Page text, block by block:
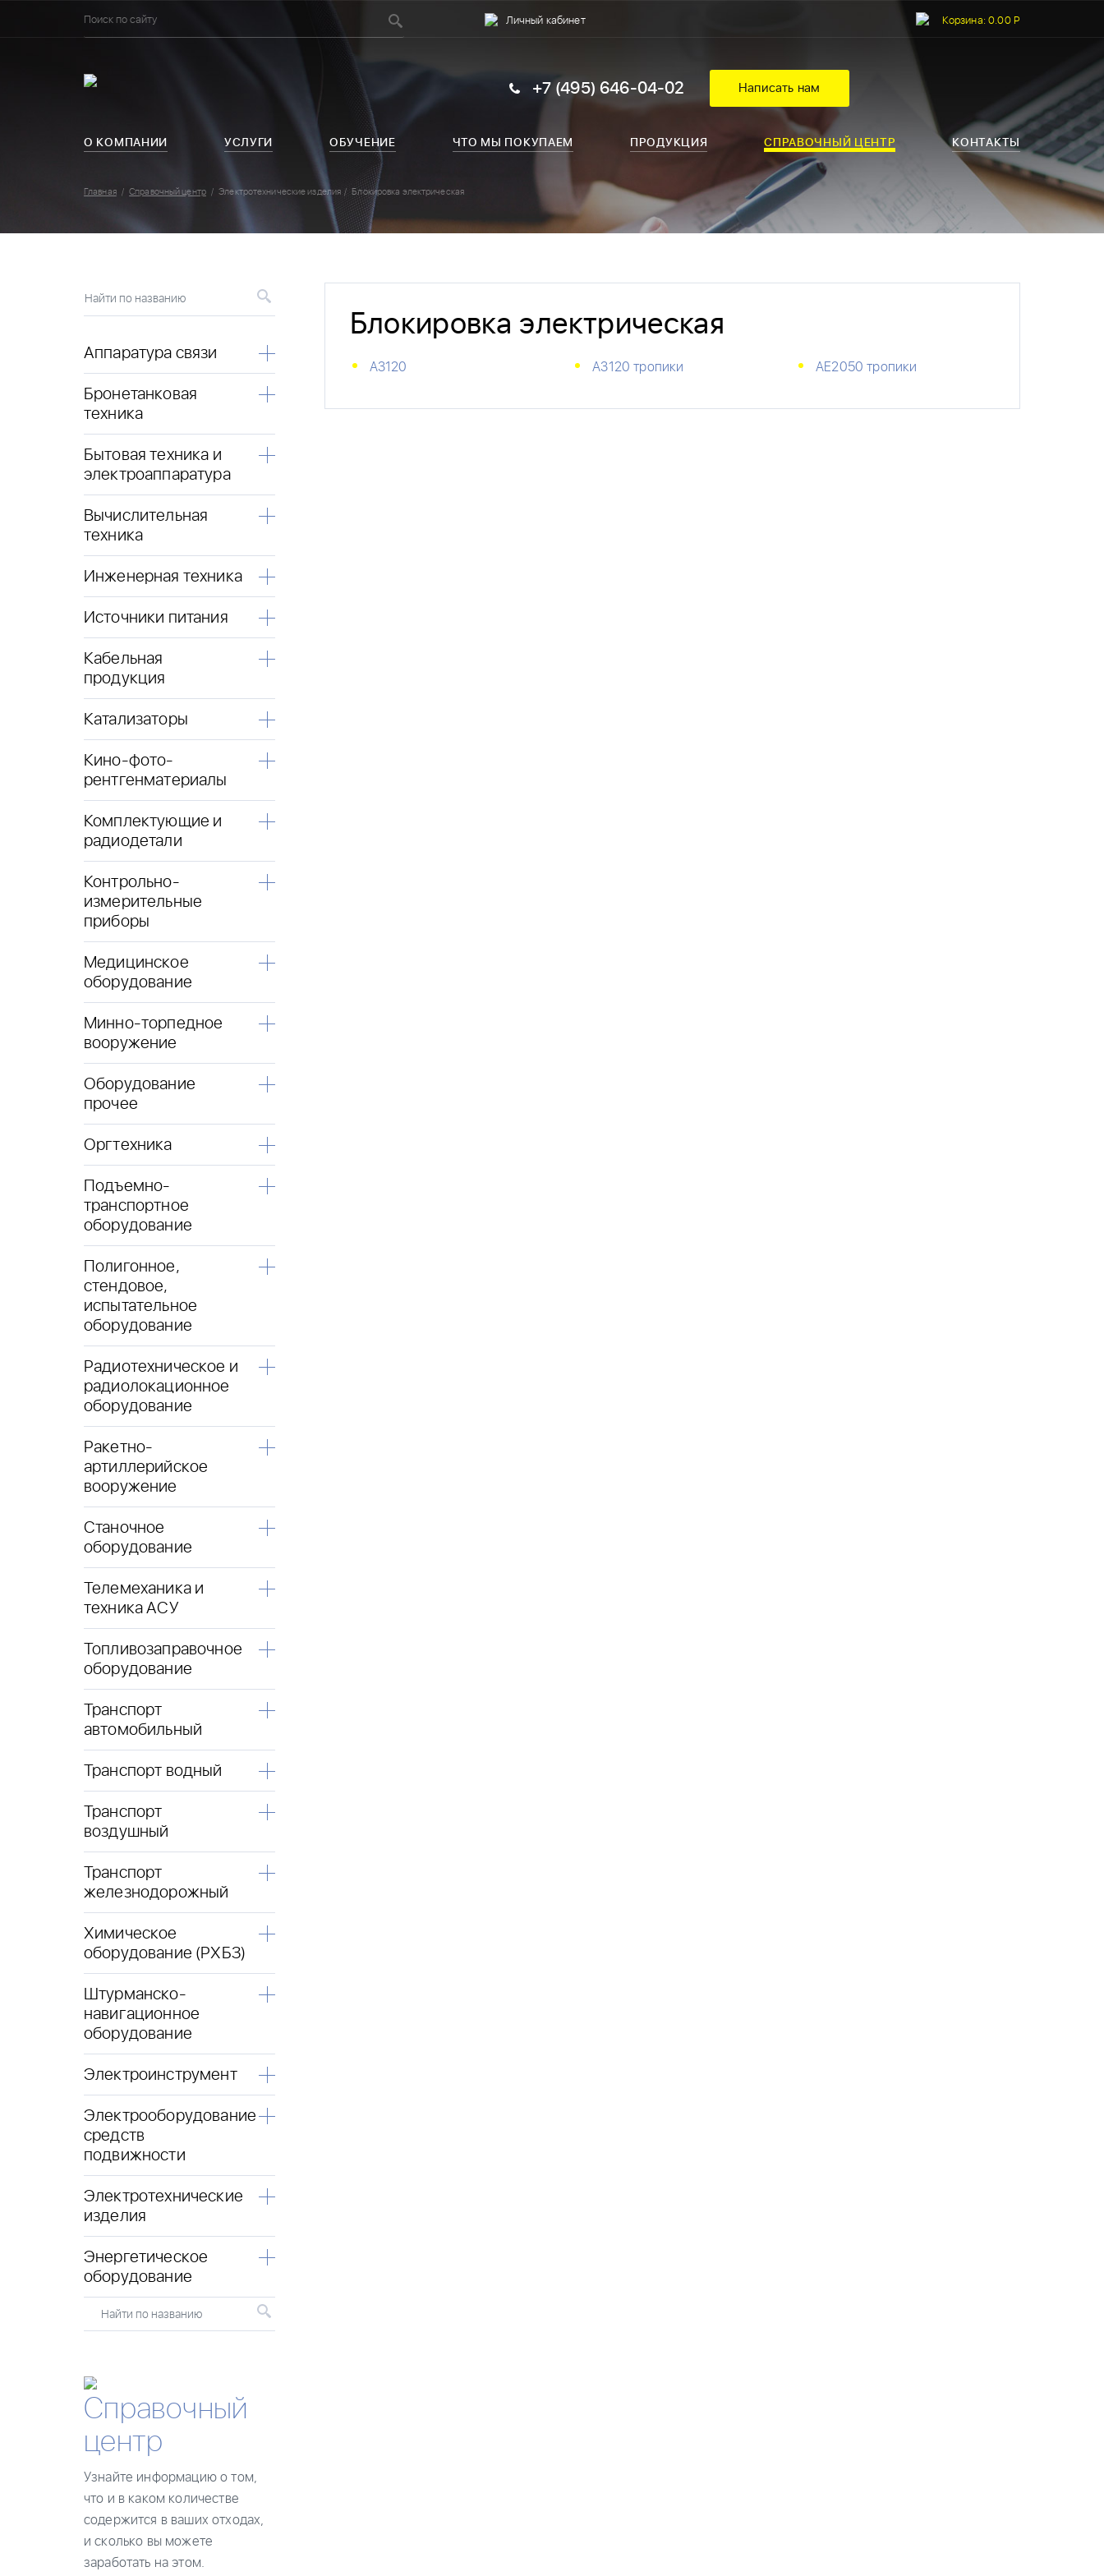
Личный кабинет Корзина: 0.00 Р
+7 (495) 646-04-02 Написать нам
О КОМПАНИИ УСЛУГИ ОБУЧЕНИЕ ЧТО МЫ ПОКУПАЕМ ПРОДУКЦИЯ СПРАВОЧНЫЙ ЦЕНТР КОНТАКТЫ
Главная Справочный центр Электротехнические изделия Блокировка электрическая
Найти по названию
Аппаратура связи
Бронетанковая
техника
Бытовая техника и
электроаппаратура
Вычислительная
техника
Инженерная техника
Источники питания
Кабельная
продукция
Катализаторы
Кино-фото-
рентгенматериалы
Комплектующие и
радиодетали
Контрольно-
измерительные
приборы
Медицинское
оборудование
Минно-торпедное
вооружение
Оборудование
прочее
Оргтехника
Подъемно-
транспортное
оборудование
Полигонное,
стендовое,
испытательное
оборудование
Радиотехническое и
радиолокационное
оборудование
Ракетно-
артиллерийское
вооружение
Станочное
оборудование
Телемеханика и
техника АСУ
Топливозаправочное
оборудование
Транспорт
автомобильный
Транспорт водный
Транспорт
воздушный
Транспорт
железнодорожный
Химическое
оборудование (РХБЗ)
Штурманско-
навигационное
оборудование
Электроинструмент
Электрооборудование
средств
подвижности
Электротехнические
изделия
Энергетическое
оборудование
Найти по названию
Справочный
центр
Узнайте информацию о том,
что и в каком количестве
содержится в ваших отходах,
и сколько вы можете
заработать на этом.
Блокировка электрическая
А3120 А3120 тропики АЕ2050 тропики